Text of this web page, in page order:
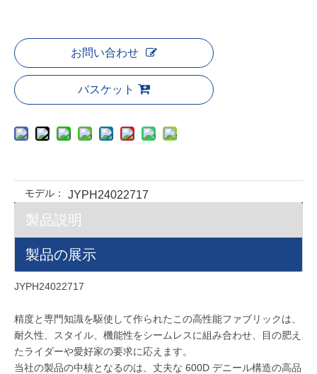
お問い合わせ
バスケット
モデル： JYPH24022717
製品説明
製品の展示
JYPH24022717
精度と専門知識を駆使して作られたこの高性能ファブリックは、
耐久性、スタイル、機能性をシームレスに組み合わせ、目の肥え
たライダーや愛好家の要求に応えます。
当社の製品の中核となるのは、丈夫な 600D デニール構造の高品